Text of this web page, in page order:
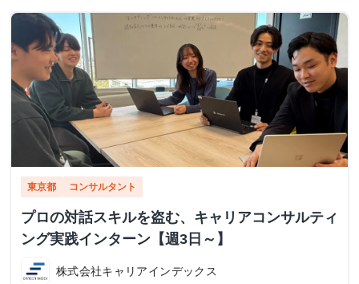
東京都 コンサルタント
プロの対話スキルを盗む、キャリアコンサルティ
ング実践インターン【週3日～】
株式会社キャリアインデックス